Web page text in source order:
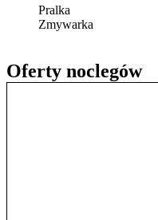
Oferty noclegów
Pralka
Zmywarka